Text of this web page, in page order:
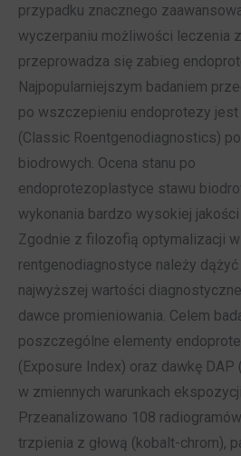
przypadku znacznego
wyczerpaniu możliwości leczenia
przeprowadza się zabieg
Najpopularniejszym badaniem
po wszczepieniu endoprotezy jest
(Classic Roentgenodiagnostics)
biodrowych. Ocena stanu po
endoprotezoplastyce stawu
wykonania bardzo wysokiej jakości
Zgodnie z filozofią optymalizacji w
rentgenodiagnostyce należy
najwyższej wartości
dawce promieniowania. Celem
poszczególne elementy
(Exposure Index) oraz dawkę DAP
w zmiennych warunkach ekspozycji.
Przeanalizowano 108
trzpienia z głową (kobalt-chrom),